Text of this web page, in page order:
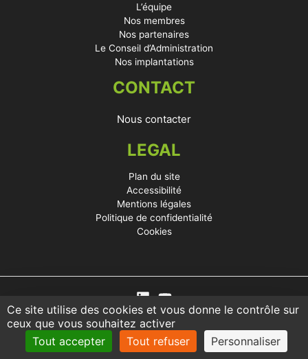
Ce site utilise des cookies et vous donne le contrôle sur
ceux que vous souhaitez activer
Tout accepter
Tout refuser Personnaliser
L’équipe
Nos membres
Nos partenaires
Le Conseil d’Administration
Nos implantations
CONTACT
Nous contacter
LEGAL
Plan du site
Accessibilité
Mentions légales
Politique de confidentialité
Cookies